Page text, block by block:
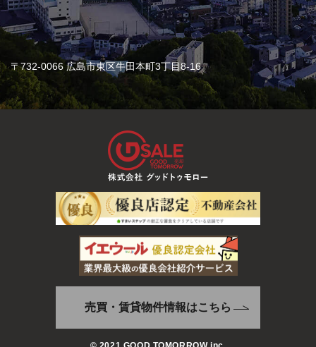
〒732-0066 広島市東区牛田本町3丁目8-16
売買・賃貸物件情報はこちら